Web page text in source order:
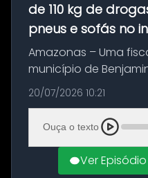
de 110 kg de
pneus e sofás no
Amazonas – Uma
município de
com a apreensão de
quilos de
embarcação
materia...
20/07/2026 10:21
Ouça o texto
Ver Episódio